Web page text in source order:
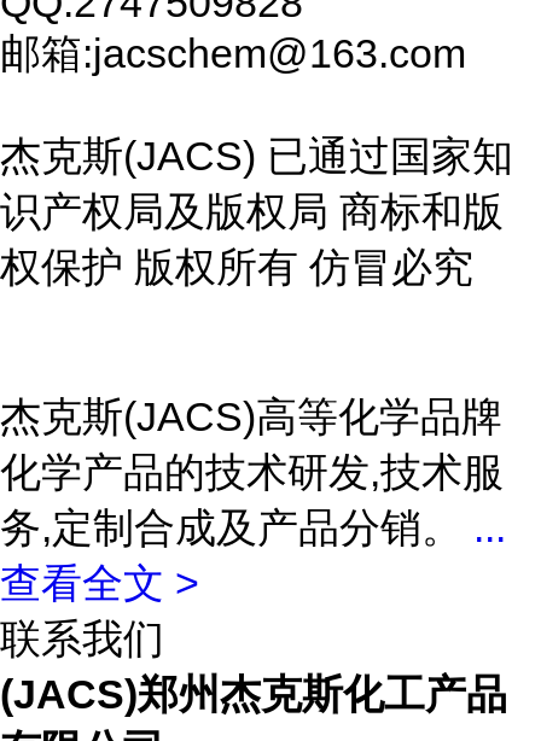
邮箱:jacschem@163.com
杰克斯(JACS) 已通过国家知
识产权局及版权局 商标和版
权保护 版权所有 仿冒必究
杰克斯(JACS)高等化学品牌
化学产品的技术研发,技术服
务,定制合成及产品分销。 ...
查看全文 >
联系我们
(JACS)郑州杰克斯化工产品